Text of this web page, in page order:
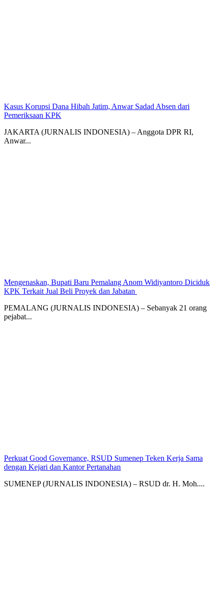
Kasus Korupsi Dana Hibah Jatim, Anwar Sadad Absen dari
Pemeriksaan KPK
JAKARTA (JURNALIS INDONESIA) – Anggota DPR RI,
Anwar...
Mengenaskan, Bupati Baru Pemalang Anom Widiyantoro Diciduk
KPK Terkait Jual Beli Proyek dan Jabatan ‎
PEMALANG (JURNALIS INDONESIA) – Sebanyak 21 orang
pejabat...
Perkuat Good Governance, RSUD Sumenep Teken Kerja Sama
dengan Kejari dan Kantor Pertanahan
SUMENEP (JURNALIS INDONESIA) – RSUD dr. H. Moh....